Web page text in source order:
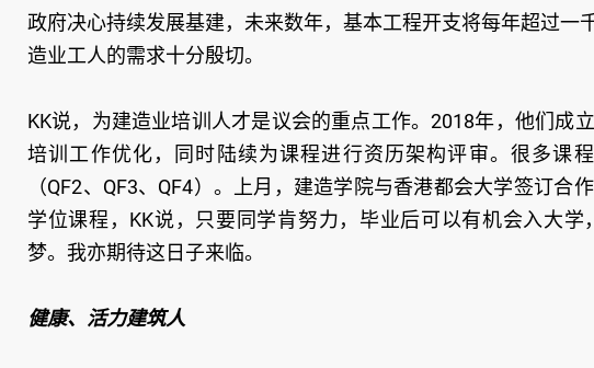
政府决心持续发展基建，未来数年，基本工程开支将每年超过一
造业工人的需求十分殷切。
KK说，为建造业培训人才是议会的重点工作。2018年，他们成
培训工作优化，同时陆续为课程进行资历架构评审。很多课
（QF2、QF3、QF4）。上月，建造学院与香港都会大学签订
学位课程，KK说，只要同学肯努力，毕业后可以有机会入大
梦。我亦期待这日子来临。
健康、活力建筑人